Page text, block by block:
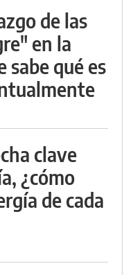
de las
en la
sabe qué es
clave
¿cómo
de cada